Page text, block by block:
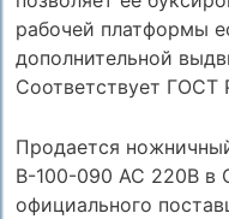
рабочей платформы
дополнительной
Соответствует ГОСТ
Продается
B-100-090 AC 220В в
официального